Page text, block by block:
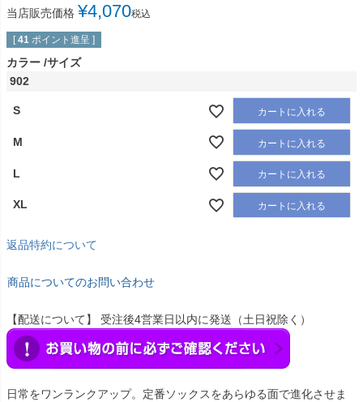
当店販売価格 ¥4,070税込
[ 41 ポイント進呈 ]
カラー サイズ
902
S カートに入れる
M カートに入れる
L カートに入れる
XL カートに入れる
返品特約について
商品についてのお問い合わせ
【配送について】 受注後4営業日以内に発送（土日祝除く）
日常をワンランクアップ。定番ソックスをあらゆる面で進化させま